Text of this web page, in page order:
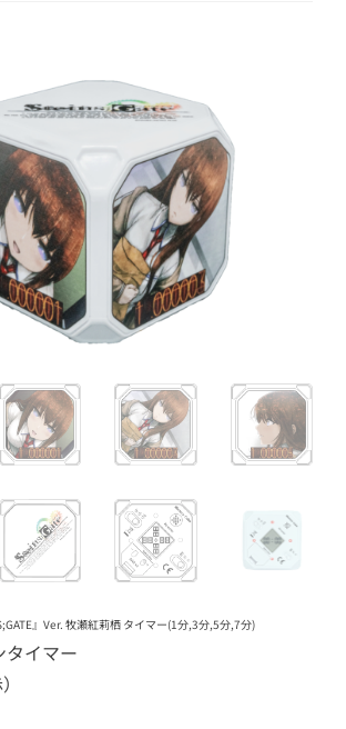
』Ver. 牧瀬紅莉栖 タイマー(1分,3分,5分,7分)
タイマー